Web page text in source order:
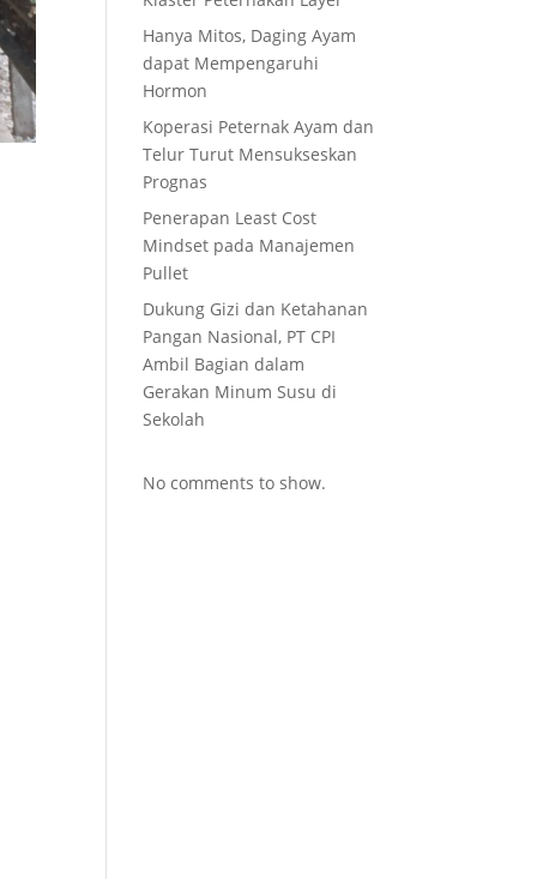
Hanya Mitos, Daging Ayam
dapat Mempengaruhi
Hormon
Koperasi Peternak Ayam dan
Telur Turut Mensukseskan
Prognas
Penerapan Least Cost
Mindset pada Manajemen
Pullet
Dukung Gizi dan Ketahanan
Pangan Nasional, PT CPI
Ambil Bagian dalam
Gerakan Minum Susu di
Sekolah
No comments to show.